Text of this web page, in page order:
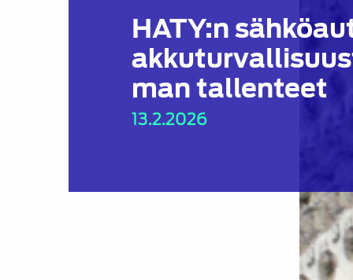
HATY:n
man tallenteet
13.2.2026